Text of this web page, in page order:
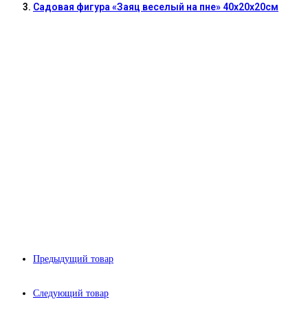
Садовая фигура «Заяц веселый на пне» 40х20х20см
Предыдущий товар
Следующий товар